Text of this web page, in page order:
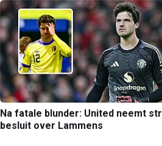
Na fatale blunder: United neemt
besluit over Lammens